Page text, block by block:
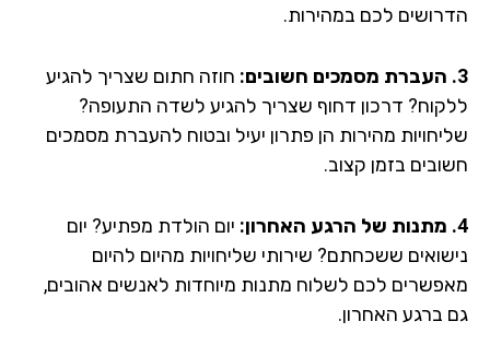
לכם במהירות.
חוזה חתום שצריך להגיע
דרכון דחוף שצריך להגיע לשדה התעופה?
מהירות הן פתרון יעיל ובטוח להעברת מסמכים
בזמן קצוב.
יום הולדת מפתיע? יום
ששכחתם? שירותי שליחויות מהיום להיום
לכם לשלוח מתנות מיוחדות לאנשים אהובים,
ברגע האחרון.